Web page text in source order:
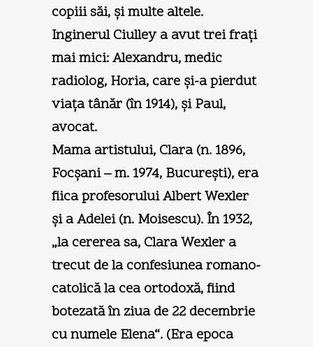
copiii săi, şi multe altele.
Inginerul Ciulley a avut trei fraţi
mai mici: Alexandru, medic
radiolog, Horia, care şi-a pierdut
viaţa tânăr (în 1914), şi Paul,
avocat.
Mama artistului, Clara (n. 1896,
Focşani – m. 1974, Bucureşti), era
fiica profesorului Albert Wexler
şi a Adelei (n. Moisescu). În 1932,
„la cererea sa, Clara Wexler a
trecut de la confesiunea romano-
catolică la cea ortodoxă, fiind
botezată în ziua de 22 decembrie
cu numele Elena“. (Era epoca